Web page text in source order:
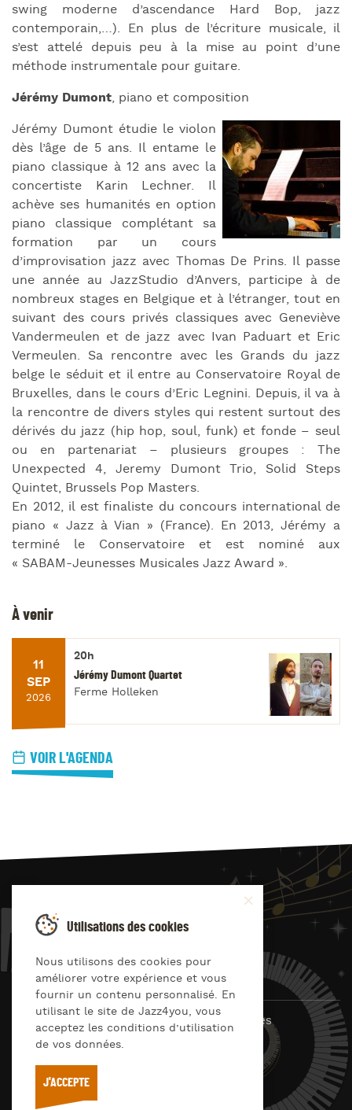
swing moderne d’ascendance Hard Bop, jazz
contemporain,…). En plus de l’écriture musicale, il
s’est attelé depuis peu à la mise au point d’une
méthode instrumentale pour guitare.
Jérémy Dumont, piano et composition
Jérémy Dumont étudie le violon
dès l’âge de 5 ans. Il entame le
piano classique à 12 ans avec la
concertiste Karin Lechner. Il
achève ses humanités en option
piano classique complétant sa
formation par un cours
d’improvisation jazz avec Thomas De Prins. Il passe
une année au JazzStudio d’Anvers, participe à de
nombreux stages en Belgique et à l’étranger, tout en
suivant des cours privés classiques avec Geneviève
Vandermeulen et de jazz avec Ivan Paduart et Eric
Vermeulen. Sa rencontre avec les Grands du jazz
belge le séduit et il entre au Conservatoire Royal de
Bruxelles, dans le cours d’Eric Legnini. Depuis, il va à
la rencontre de divers styles qui restent surtout des
dérivés du jazz (hip hop, soul, funk) et fonde – seul
ou en partenariat – plusieurs groupes : The
Unexpected 4, Jeremy Dumont Trio, Solid Steps
Quintet, Brussels Pop Masters.
En 2012, il est finaliste du concours international de
piano « Jazz à Vian » (France). En 2013, Jérémy a
terminé le Conservatoire et est nominé aux
« SABAM-Jeunesses Musicales Jazz Award ».
À venir
11
SEP
2026
20h
Jérémy Dumont Quartet
Ferme Holleken
VOIR L'AGENDA
JAZZ4
© Jazz4you 2019 – 2026 Tous droits réservés
Déclaration de confidentialité
RGPD & consentement
Conditions générales d’utilisation
Utilisations des cookies
Nous utilisons des cookies pour
améliorer votre expérience et vous
fournir un contenu personnalisé. En
utilisant le site de Jazz4you, vous
acceptez les conditions d’utilisation
de vos données.
J'ACCEPTE